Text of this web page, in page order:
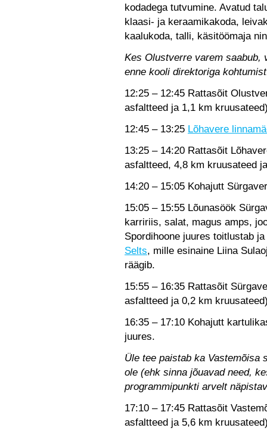
kodadega tutvumine. Avatud
klaasi- ja keraamikakoda,
kaalukoda, talli, käsitöömaja
Kes Olustverre varem saabub,
enne kooli direktoriga
12:25 – 12:45 Rattasõit
asfaltteed ja 1,1 km
12:45 – 13:25 Lõhavere
13:25 – 14:20 Rattasõit
asfaltteed, 4,8 km kruusateed
14:20 – 15:05 Kohajutt
15:05 – 15:55 Lõunasöök
karririis, salat, magus amps,
Spordihoone juures toitlustab
Selts, mille esinaine Liina
räägib.
15:55 – 16:35 Rattasõit
asfaltteed ja 0,2 km
16:35 – 17:10 Kohajutt
juures.
Üle tee paistab ka Vastemõisa
ole (ehk sinna jõuavad need,
programmipunkti arvelt
17:10 – 17:45 Rattasõit
asfaltteed ja 5,6 km